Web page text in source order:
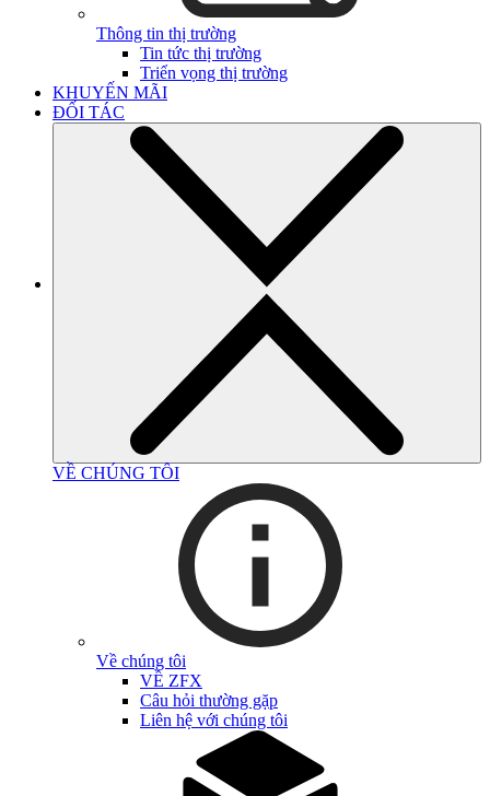
Thông tin thị trường
Tin tức thị trường
Triển vọng thị trường
KHUYẾN MÃI
ĐỐI TÁC
VỀ CHÚNG TÔI
Về chúng tôi
VỀ ZFX
Câu hỏi thường gặp
Liên hệ với chúng tôi